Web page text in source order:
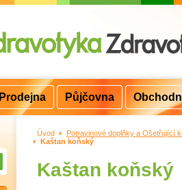
Úvod >
Potravinové doplňky a Ošetřující
Kaštan koňský
Kaštan koňský
Prodejna Půjčovna